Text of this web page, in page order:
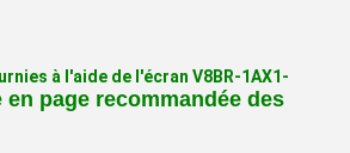
à l'aide de l'écran V8BR-1AX1-
en page recommandée des